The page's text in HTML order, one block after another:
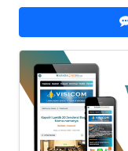
WN
DAIRI
WN
DANAU
TOBA